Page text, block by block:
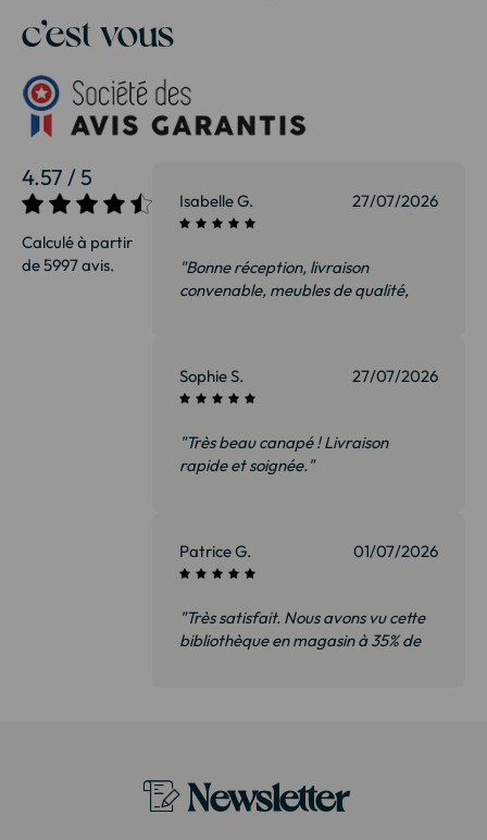
c’est vous
4.57 / 5
Calculé à partir
de 5997 avis.
Isabelle G. 27/07/2026
"Bonne réception, livraison
convenable, meubles de qualité,
Sophie S.
27/07/2026
"Très beau canapé ! Livraison
rapide et soignée."
Patrice G. 01/07/2026
"Très satisfait. Nous avons vu cette
bibliothèque en magasin à 35% de
Newsletter